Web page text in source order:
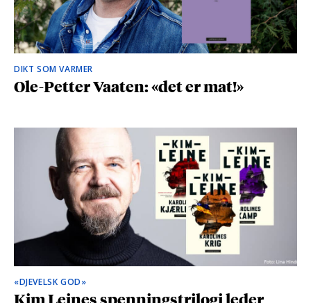
DIKT SOM VARMER
Ole-Petter Vaaten: «det er mat!»
«DJEVELSK GOD»
Kim Leines spenningstrilogi leder